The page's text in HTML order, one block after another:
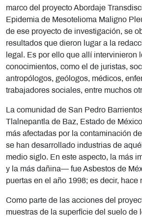
marco del proyecto Abordaje
Epidemia de Mesotelioma Maligno
de ese proyecto de investigación, se
resultados que dieron lugar a la
legal. Es por ello que allí intervinieron
conocimientos, como el de juristas,
antropólogos, geólogos, médicos,
trabajadores sociales, entre muchos
La comunidad de San Pedro
Tlalnepantla de Baz, Estado de
más afectadas por la contaminación
se han desarrollado industrias de
medio siglo. En este aspecto, la más
y la más dañina— fue Asbestos de
puertas en el año 1998; es decir, hace
Como parte de las acciones del
muestras de la superficie del suelo de